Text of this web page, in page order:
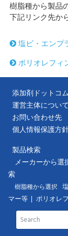
樹脂種から製品
下記リンク先か
塩ビ・エンプ
ポリオレフィ
添加剤ドットコ
運営主体について
お問い合わせ先
個人情報保護方
製品検索
メーカーから選
索
樹脂種から選択
マー等
ポリオレ